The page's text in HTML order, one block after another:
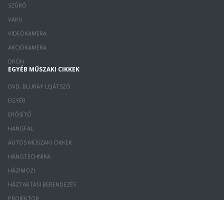
SZŰRŐ
VAKU
VIDEÓKAMERA
AKCIÓKAMERA
DRÓN
EGYÉB MŰSZAKI CIKKEK
DVD, BLURAY LEJÁTSZÓ
EGYÉB
ERŐSÍTŐ
HANGFAL
AUTÓS MŰSZAKI CIKKEK
HANGTECHNIKA
HÁZIMOZI
HÁZTARTÁSI BERENDEZÉS
PROJEKTOR